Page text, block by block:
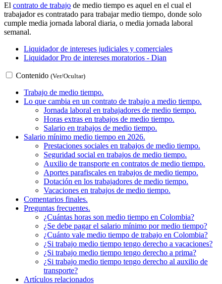
El contrato de trabajo de medio tiempo es aquel en el cual el
trabajador es contratado para trabajar medio tiempo, donde solo
cumple media jornada laboral diaria, o media jornada laboral
semanal.
Liquidador de intereses judiciales y comerciales
Liquidador Pro de intereses moratorios - Dian
Contenido (Ver/Ocultar)
Trabajo de medio tiempo.
Lo que cambia en un contrato de trabajo a medio tiempo.
Jornada laboral en trabajadores de medio tiempo.
Horas extras en trabajos de medio tiempo.
Salario en trabajos de medio tiempo.
Salario mínimo medio tiempo en 2026.
Prestaciones sociales en trabajos de medio tiempo.
Seguridad social en trabajos de medio tiempo.
Auxilio de transporte en contratos de medio tiempo.
Aportes parafiscales en trabajos de medio tiempo.
Dotación en los trabajadores de medio tiempo.
Vacaciones en trabajos de medio tiempo.
Comentarios finales.
Preguntas frecuentes.
¿Cuántas horas son medio tiempo en Colombia?
¿Se debe pagar el salario mínimo por medio tiempo?
¿Cuánto vale medio tiempo de trabajo en Colombia?
¿Si trabajo medio tiempo tengo derecho a vacaciones?
¿Si trabajo medio tiempo tengo derecho a prima?
¿Si trabajo medio tiempo tengo derecho al auxilio de
transporte?
Artículos relacionados